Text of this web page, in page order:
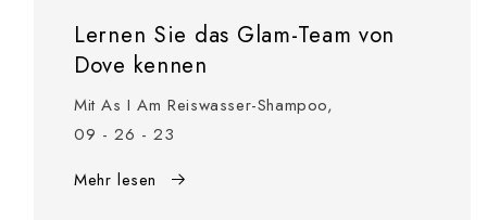
Lernen Sie das Glam-Team von
Dove kennen
Mit As I Am Reiswasser-Shampoo,
09 - 26 - 23
Mehr lesen